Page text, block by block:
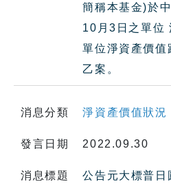
簡稱本基金)於
10月3日之單位
單位淨資產價值
乙案。
消息分類 淨資產價值狀況
發言日期 2022.09.30
消息標題
公告元大標普